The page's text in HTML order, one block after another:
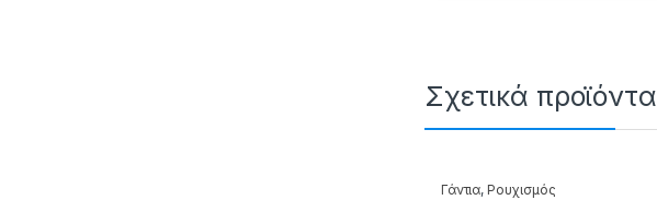
Σχετικά προϊόντα
Γάντια, Ρουχισμός